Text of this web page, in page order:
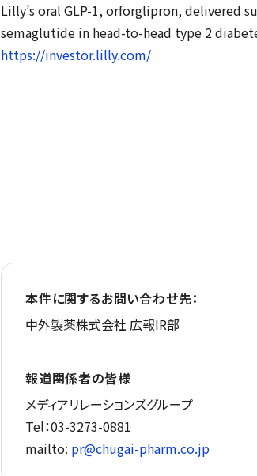
Lilly’s oral GLP-1, orforglipron, delivered
semaglutide in head-to-head type 2
https://investor.lilly.com/
本件に関するお問い合わせ先：
中外製薬株式会社 広報IR部
報道関係者の皆様
メディアリレーションズグループ
Tel：03-3273-0881
mailto: pr@chugai-pharm.co.jp